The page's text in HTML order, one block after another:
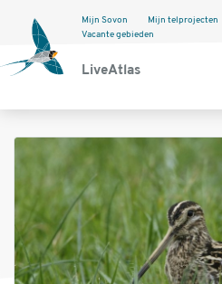
LiveAtlas
Mijn Sovon
Mijn telprojecten
Vacante gebieden